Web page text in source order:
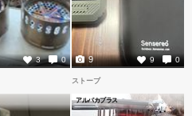
3 0 9 0
9
ストーブ
アルパカプラス